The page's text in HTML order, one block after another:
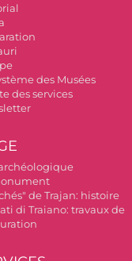
des Musées
des services
de Trajan: histoire
di Traiano: travaux de